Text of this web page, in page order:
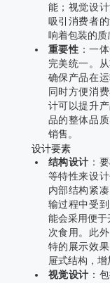
能；视觉设
吸引消费者
响着包装的质
重要性 ：一
完美统一。
确保产品在
同时方便消
计可以提升
品的整体品
销售。
设计要素
结构设计 ：
等特性来设
内部结构紧
输过程中受
能会采用便于
次食用。此
特的展示效
屉式结构，增
视觉设计 ：